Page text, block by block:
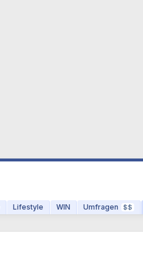
Lifestyle WIN Umfragen $$